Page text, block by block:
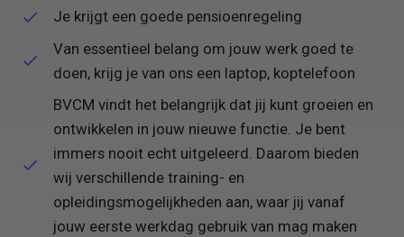
Je krijgt een goede pensioenregeling
Van essentieel belang om jouw werk goed te
doen, krijg je van ons een laptop, koptelefoon
BVCM vindt het belangrijk dat jij kunt groeien en
ontwikkelen in jouw nieuwe functie. Je bent
immers nooit echt uitgeleerd. Daarom bieden
wij verschillende training- en
opleidingsmogelijkheden aan, waar jij vanaf
jouw eerste werkdag gebruik van mag maken